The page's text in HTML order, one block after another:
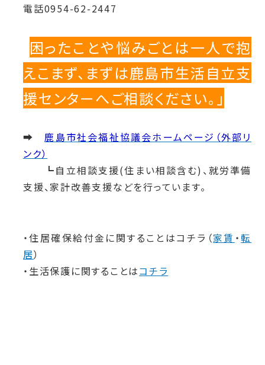
電話0954-62-2447
困ったことや悩みごとは一人で抱
えこまず、まずは鹿島市生活自立支
援センターへご相談ください。」
➡鹿島市社会福祉協議会ホームページ（外部リ
ンク）
┗自立相談支援(住まい相談含む)、就労準備
支援、家計改善支援などを行っています。
・住居確保給付金に関することはコチラ（家賃 ・転
居）
・生活保護に関することはコチラ